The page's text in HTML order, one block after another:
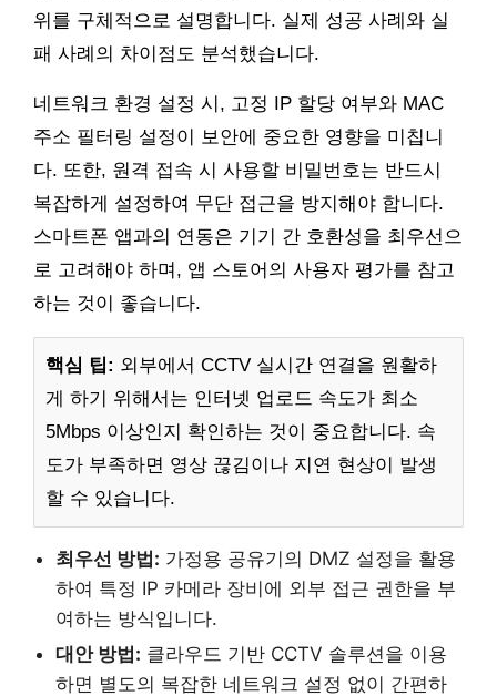
위를 구체적으로 설명합니다. 실제 성공 사례와 실
패 사례의 차이점도 분석했습니다.
네트워크 환경 설정 시, 고정 IP 할당 여부와 MAC
주소 필터링 설정이 보안에 중요한 영향을 미칩니
다. 또한, 원격 접속 시 사용할 비밀번호는 반드시
복잡하게 설정하여 무단 접근을 방지해야 합니다.
스마트폰 앱과의 연동은 기기 간 호환성을 최우선으
로 고려해야 하며, 앱 스토어의 사용자 평가를 참고
하는 것이 좋습니다.
핵심 팁: 외부에서 CCTV 실시간 연결을 원활하
게 하기 위해서는 인터넷 업로드 속도가 최소
5Mbps 이상인지 확인하는 것이 중요합니다. 속
도가 부족하면 영상 끊김이나 지연 현상이 발생
할 수 있습니다.
최우선 방법: 가정용 공유기의 DMZ 설정을 활용
하여 특정 IP 카메라 장비에 외부 접근 권한을 부
여하는 방식입니다.
대안 방법: 클라우드 기반 CCTV 솔루션을 이용
하면 별도의 복잡한 네트워크 설정 없이 간편하